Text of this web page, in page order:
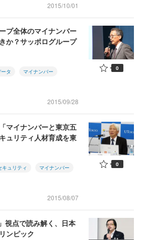
2015/10/01
プ全体のマイナンバー
か？サッポログループ
タ マイナンバー
2015/09/28
0
マイナンバーと東京五
リティ人材育成を東
ュリティ マイナンバー
2015/08/07
0
点で読み解く、日本
ンピック